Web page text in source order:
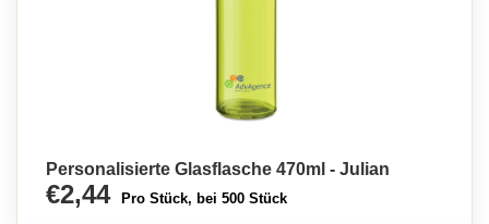
Personalisierte Glasflasche 470ml - Julian
€2,44 Pro Stück, bei 500 Stück